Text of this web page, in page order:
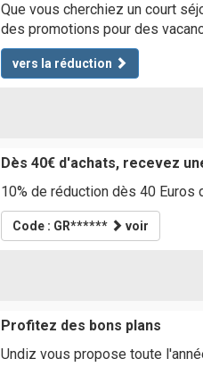
Que vous cherchiez un court
des promotions pour des
vers la réduction
Dès 40€ d'achats, recevez
10% de réduction dès 40 Euros
Code : GR****** voir
Profitez des bons plans
Undiz vous propose toute